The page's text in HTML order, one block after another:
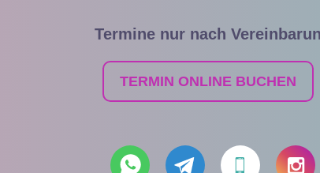
Termine nur nach
TERMIN ONLINE BUCHEN